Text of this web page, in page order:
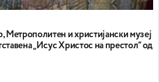
Метрополитен и христијански музеј
„Исус Христос на престол“ од